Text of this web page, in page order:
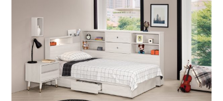
床頭櫃
斗櫃
書房系列